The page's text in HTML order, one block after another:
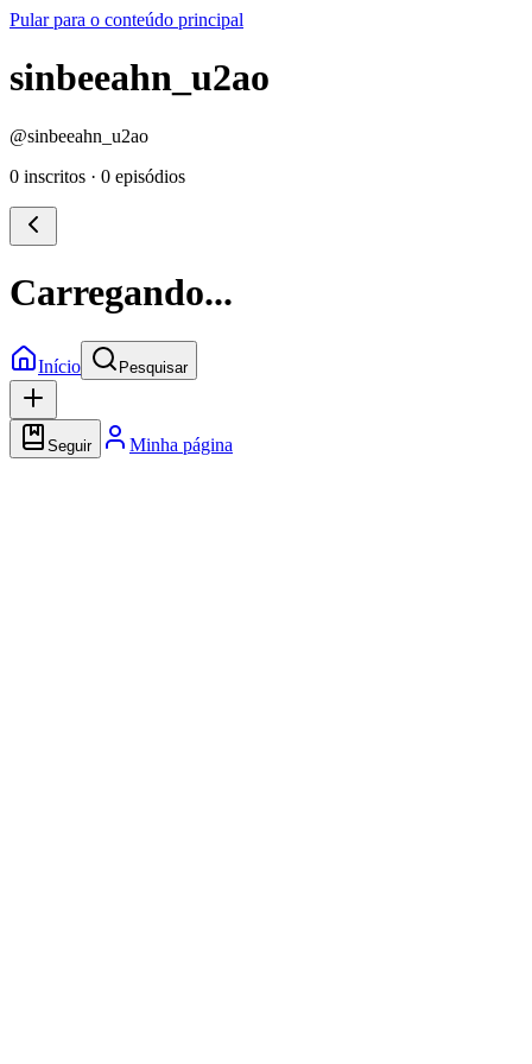
Pular para o conteúdo principal
sinbeeahn_u2ao
@sinbeeahn_u2ao
0 inscritos · 0 episódios
Carregando...
Início Pesquisar
Seguir Minha página